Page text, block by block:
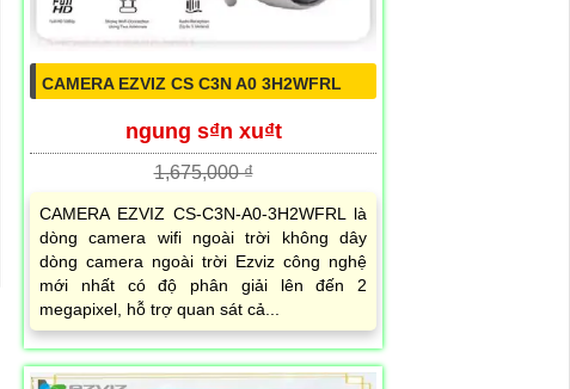
CAMERA EZVIZ CS C3N A0 3H2WFRL
ngung s₫n xu₫t
1,675,000 ₫
CAMERA EZVIZ CS-C3N-A0-3H2WFRL là
dòng camera wifi ngoài trời không dây
dòng camera ngoài trời Ezviz công nghệ
mới nhất có độ phân giải lên đến 2
megapixel, hỗ trợ quan sát cả...